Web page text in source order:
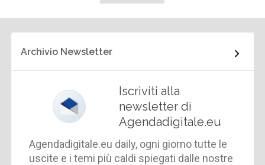
Archivio Newsletter
Iscriviti alla
newsletter di
Agendadigitale.eu
Agendadigitale.eu daily, ogni giorno tutte le
uscite e i temi più caldi spiegati dalle nostre